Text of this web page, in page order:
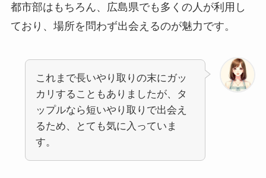
都市部はもちろん、広島県でも多くの人が利用し
ており、場所を問わず出会えるのが魅力です。
これまで長いやり取りの末にガッ
カリすることもありましたが、タ
ップルなら短いやり取りで出会え
るため、とても気に入っていま
す。